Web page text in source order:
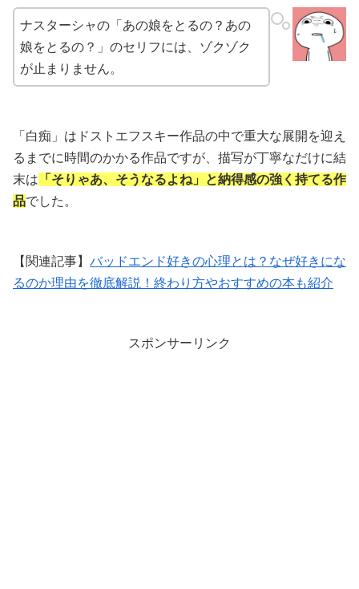
ナスターシャの「あの娘をとるの？あの
娘をとるの？」のセリフには、ゾクゾク
が止まりません。
「白痴」はドストエフスキー作品の中で重大な展開を迎え
るまでに時間のかかる作品ですが、描写が丁寧なだけに結
末は 「そりゃあ、そうなるよね」と納得感の強く持てる作
品でした。
【関連記事】 バッドエンド好きの心理とは？なぜ好きにな
るのか理由を徹底解説！終わり方やおすすめの本も紹介
スポンサーリンク